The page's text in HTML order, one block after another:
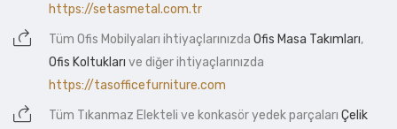
https://setasmetal.com.tr
Tüm Ofis Mobilyaları ihtiyaçlarınızda Ofis Masa Takımları,
Ofis Koltukları ve diğer ihtiyaçlarınızda
https://tasofficefurniture.com
Tüm Tıkanmaz Elekteli ve konkasör yedek parçaları Çelik